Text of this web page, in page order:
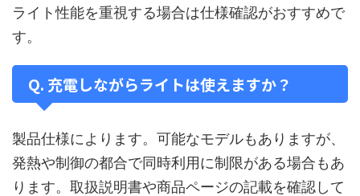
ライト性能を重視する場合は仕様確認がおすすめで
す。
Q. 充電しながらライトは使えますか？
製品仕様によります。可能なモデルもありますが、
発熱や制御の都合で同時利用に制限がある場合もあ
ります。取扱説明書や商品ページの記載を確認して